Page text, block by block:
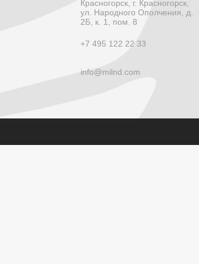
Красногорск, г. Красногорск,
ул. Народного Ополчения, д.
2Б, к. 1, пом. 8
+7 495 122 22 33
info@milnd.com